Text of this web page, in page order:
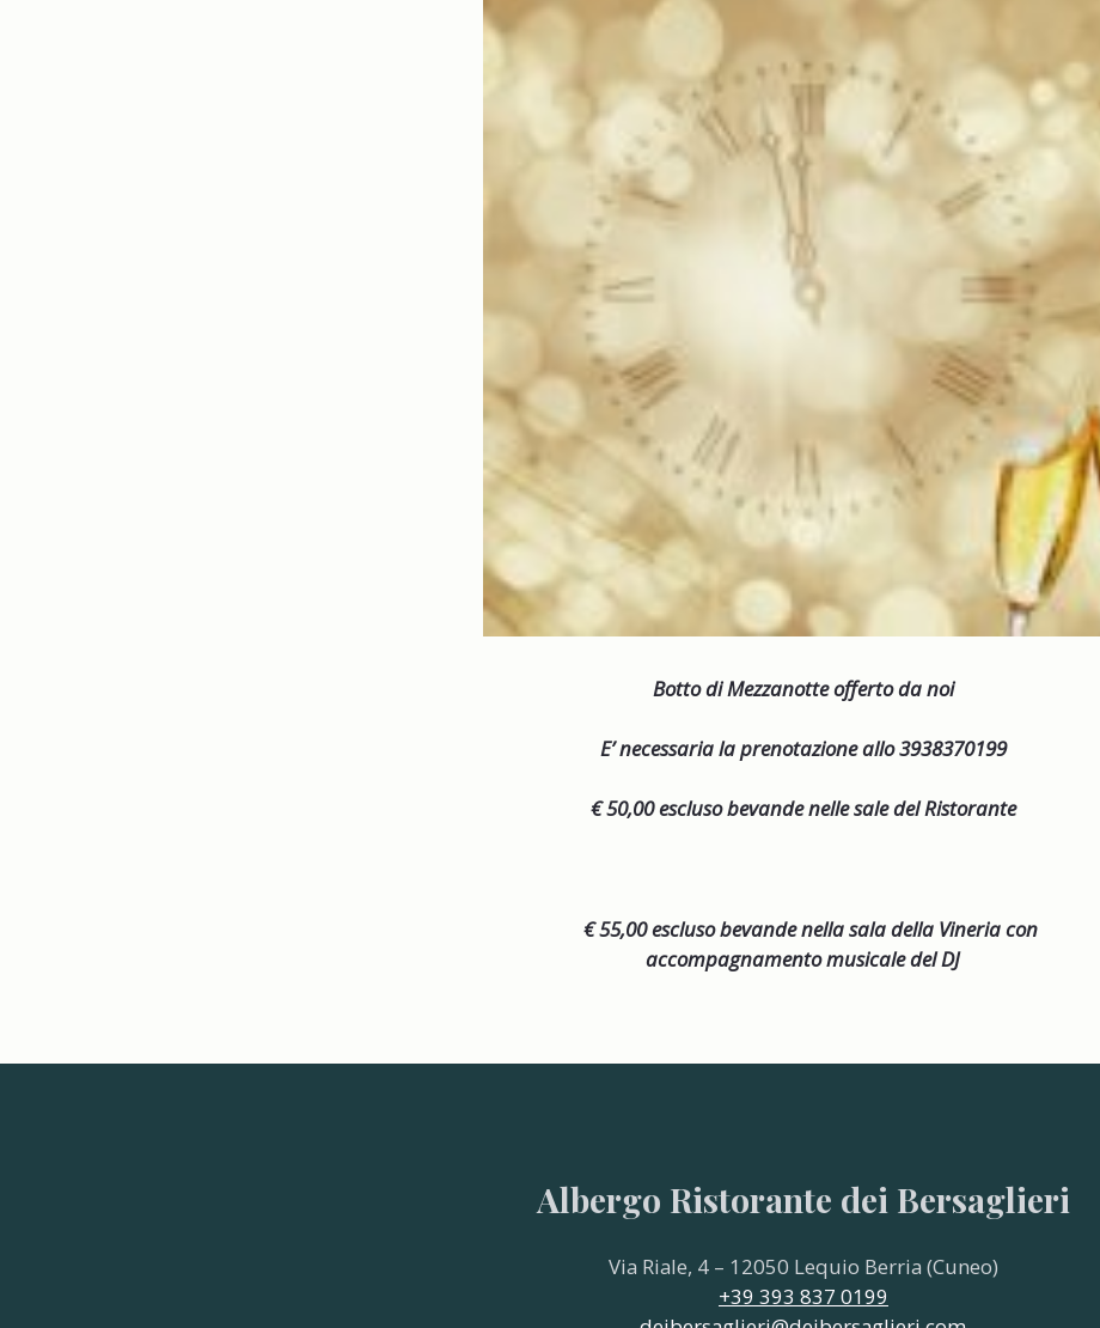
Botto di Mezzanotte offerto da noi
E’ necessaria la prenotazione allo3938370199
€ 50,00 escluso bevande nelle sale del Ristorante
€ 55,00 escluso bevande nella sala della Vineria con
accompagnamento musicale del DJ
Albergo Ristorante dei Bersaglieri
Via Riale, 4 – 12050 Lequio Berria (Cuneo)
+39 393 837 0199